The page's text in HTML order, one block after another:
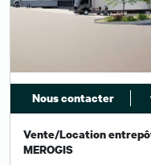
Nous contacter
Vente/Location
MEROGIS